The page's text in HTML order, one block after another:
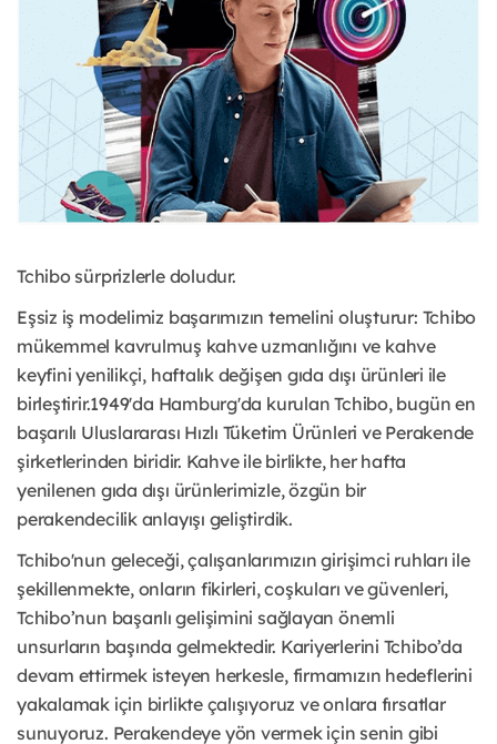
Tchibo sürprizlerle doludur.
Eşsiz iş modelimiz başarımızın temelini oluşturur: Tchibo
mükemmel kavrulmuş kahve uzmanlığını ve kahve
keyfini yenilikçi, haftalık değişen gıda dışı ürünleri ile
birleştirir.1949'da Hamburg'da kurulan Tchibo, bugün en
başarılı Uluslararası Hızlı Tüketim Ürünleri ve Perakende
şirketlerinden biridir. Kahve ile birlikte, her hafta
yenilenen gıda dışı ürünlerimizle, özgün bir
perakendecilik anlayışı geliştirdik.
Tchibo'nun geleceği, çalışanlarımızın girişimci ruhları ile
şekillenmekte, onların fikirleri, coşkuları ve güvenleri,
Tchibo’nun başarılı gelişimini sağlayan önemli
unsurların başında gelmektedir. Kariyerlerini Tchibo’da
devam ettirmek isteyen herkesle, firmamızın hedeflerini
yakalamak için birlikte çalışıyoruz ve onlara fırsatlar
sunuyoruz. Perakendeye yön vermek için senin gibi